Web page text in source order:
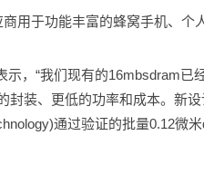
用于功能丰富的蜂窝手机、个
示，“我们现有的16mbsdram已
封装、更低的功率和成本。新
通过验证的批量0.12微